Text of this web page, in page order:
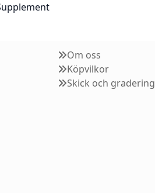
Om oss
Köpvilkor
Skick och gradering